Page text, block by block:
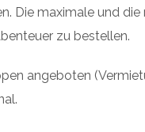
Die maximale und
zu bestellen.
angeboten